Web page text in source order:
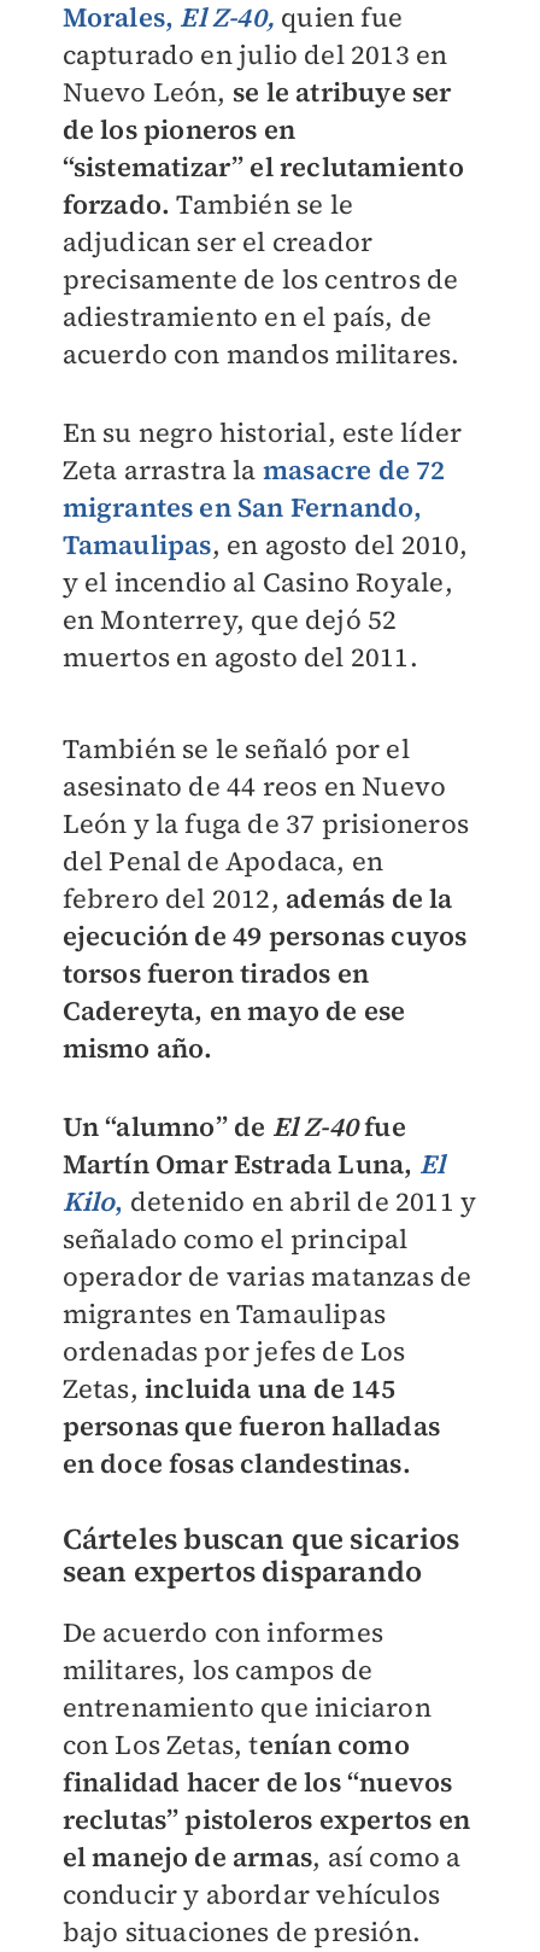
Morales, El Z-40, quien fue
capturado en julio del 2013 en
Nuevo León, se le atribuye ser
de los pioneros en
“sistematizar” el reclutamiento
forzado. También se le
adjudican ser el creador
precisamente de los centros de
adiestramiento en el país, de
acuerdo con mandos militares.
En su negro historial, este líder
Zeta arrastra la masacre de 72
migrantes en San Fernando,
Tamaulipas, en agosto del 2010,
y el incendio al Casino Royale,
en Monterrey, que dejó 52
muertos en agosto del 2011.
También se le señaló por el
asesinato de 44 reos en Nuevo
León y la fuga de 37 prisioneros
del Penal de Apodaca, en
febrero del 2012, además de la
ejecución de 49 personas cuyos
torsos fueron tirados en
Cadereyta, en mayo de ese
mismo año.
Un “alumno” de El Z-40fue
Martín Omar Estrada Luna, El
Kilo, detenido en abril de 2011 y
señalado como el principal
operador de varias matanzas de
migrantes en Tamaulipas
ordenadas por jefes de Los
Zetas, incluida una de 145
personas que fueron halladas
en doce fosas clandestinas.
Cárteles buscan que sicarios
sean expertos disparando
De acuerdo con informes
militares, los campos de
entrenamiento que iniciaron
con Los Zetas, tenían como
finalidad hacer de los “nuevos
reclutas” pistoleros expertos en
el manejo de armas, así como a
conducir y abordar vehículos
bajo situaciones de presión.